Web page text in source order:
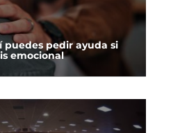
puedes pedir ayuda si
emocional